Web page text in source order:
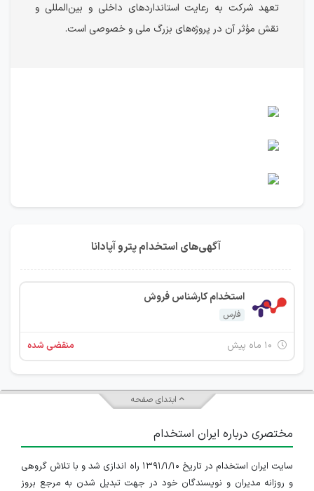
تعهد شرکت به رعایت استانداردهای داخلی و بین‌المللی و
نقش مؤثر آن در پروژه‌های بزرگ ملی و خصوصی است.
آگهی‌های استخدام پترو آپادانا
استخدام کارشناس فروش
فارس
منقضی شده
ابتدای صفحه
مختصری درباره ایران استخدام
سایت ایران استخدام در تاریخ ۱۳۹۱/۱/۱۰ راه اندازی شد و با تلاش گروهی
و روزانه مدیران و نویسندگان خود در جهت تبدیل شدن به مرجع بروز